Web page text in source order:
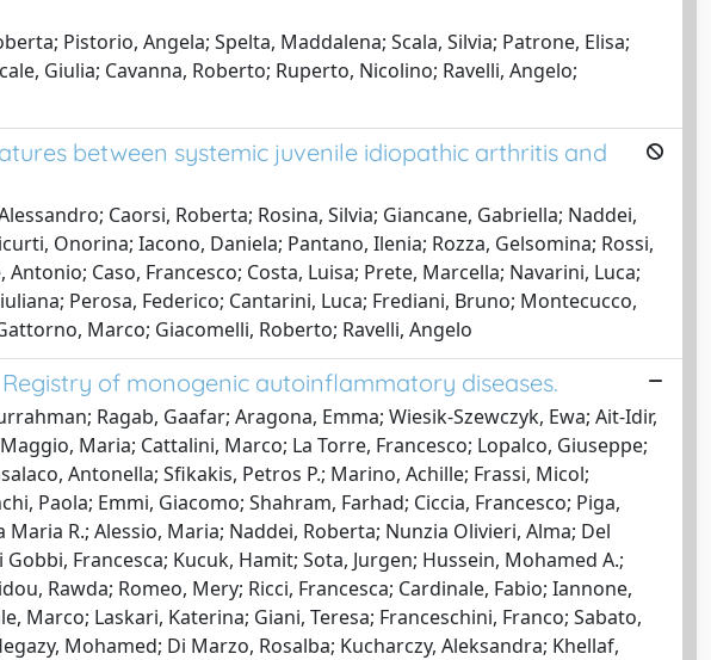
Pistorio, Angela; Spelta, Maddalena; Scala, Silvia; Patrone, Elisa;
Giulia; Cavanna, Roberto; Ruperto, Nicolino; Ravelli, Angelo;
between systemic juvenile idiopathic arthritis and
Caorsi, Roberta; Rosina, Silvia; Giancane, Gabriella; Naddei,
Onorina; Iacono, Daniela; Pantano, Ilenia; Rozza, Gelsomina; Rossi,
Caso, Francesco; Costa, Luisa; Prete, Marcella; Navarini, Luca;
Perosa, Federico; Cantarini, Luca; Frediani, Bruno; Montecucco,
Marco; Giacomelli, Roberto; Ravelli, Angelo
of monogenic autoinflammatory diseases.
Ragab, Gaafar; Aragona, Emma; Wiesik-Szewczyk, Ewa; Ait-Idir,
Maria; Cattalini, Marco; La Torre, Francesco; Lopalco, Giuseppe;
Antonella; Sfikakis, Petros P.; Marino, Achille; Frassi, Micol;
Paola; Emmi, Giacomo; Shahram, Farhad; Ciccia, Francesco; Piga,
R.; Alessio, Maria; Naddei, Roberta; Nunzia Olivieri, Alma; Del
Francesca; Kucuk, Hamit; Sota, Jurgen; Hussein, Mohamed A.;
Rawda; Romeo, Mery; Ricci, Francesca; Cardinale, Fabio; Iannone,
Marco; Laskari, Katerina; Giani, Teresa; Franceschini, Franco; Sabato,
Mohamed; Di Marzo, Rosalba; Kucharczy, Aleksandra; Khellaf,